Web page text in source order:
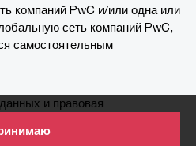
компаний PwC и/или одна или
сеть компаний PwC,
самостоятельным
и правовая